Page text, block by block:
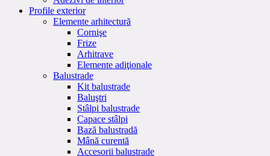
Profile exterior
Elemente arhitectură
Cornişe
Frize
Arhitrave
Elemente adiţionale
Balustrade
Kit balustrade
Baluştri
Stâlpi balustrade
Capace stâlpi
Bază balustradă
Mână curentă
Accesorii balustrade